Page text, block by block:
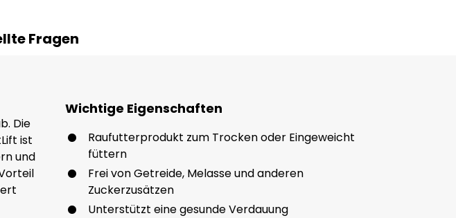
Fragen
Die
ist
und
Wichtige Eigenschaften
Raufutterprodukt zum Trocken oder Eingeweicht
füttern
Frei von Getreide, Melasse und anderen
Zuckerzusätzen
Unterstützt eine gesunde Verdauung